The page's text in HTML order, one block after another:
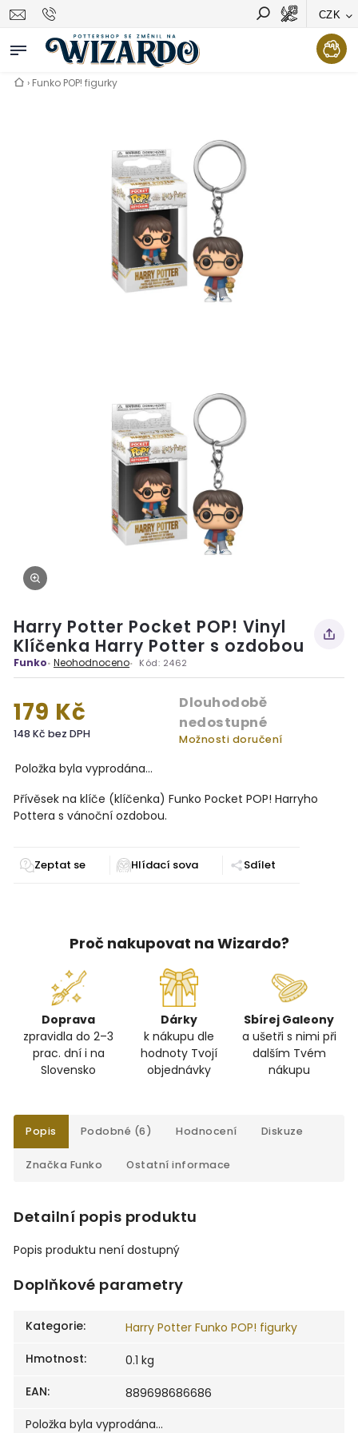
CZK
Vyhledávání Hledat
› Funko POP! figurky
Harry Potter Pocket POP! Vinyl
Klíčenka Harry Potter s ozdobou
Funko Neohodnoceno Kód: 2462
179 Kč
148 Kč bez DPH
Dlouhodobě
nedostupné
Možnosti doručení
Položka byla vyprodána…
Přívěsek na klíče (klíčenka) Funko Pocket POP! Harryho
Pottera s vánoční ozdobou.
Zeptat se Sdílet
Proč nakupovat na Wizardo?
Doprava
zpravidla do 2–3
prac. dní i na
Slovensko
Dárky
k nákupu dle
hodnoty Tvojí
objednávky
Sbírej Galeony
a ušetři s nimi při
dalším Tvém
nákupu
Popis Podobné (6) Hodnocení Diskuze
Značka Funko Ostatní informace
Detailní popis produktu
Popis produktu není dostupný
Doplňkové parametry
Kategorie:
Harry Potter Funko POP! figurky
Hmotnost:
0.1 kg
EAN:
889698686686
Položka byla vyprodána…